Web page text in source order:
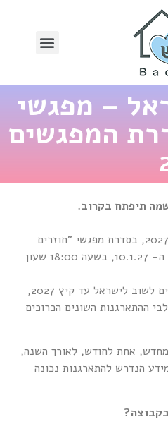
– מפגשי
המפגשים
תיפתח בקרוב.
המפגש הראשון של דור חוזרי 2027, בסדרת מפגשי "חוזרים
לישראל", יתקיים ביום ראשון, ה- 10.1.27, בשעה 18:00 שעון
המפגשים מיועדים למתכננות-ים לשוב לישראל עד קיץ 2027,
ההתארגנות השונים הכרוכים
אחת לחודש, לאורך השנה,
הנדרש להתארגנות נכונה